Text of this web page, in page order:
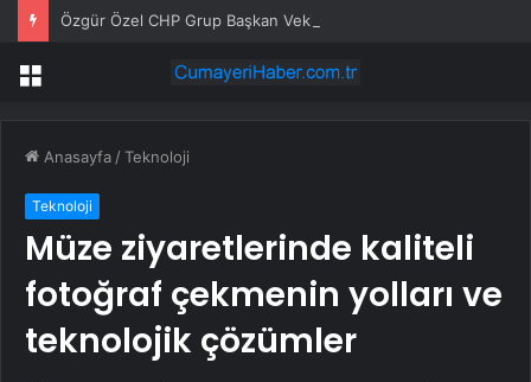
Özgür Özel CHP Grup Başkan Vekili Seçildi
Menü
Anasayfa /Teknoloji
Teknoloji
Müze ziyaretlerinde kaliteli
fotoğraf çekmenin yolları ve
teknolojik çözümler